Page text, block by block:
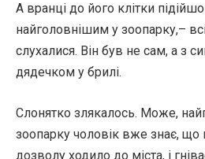
А вранці до його клітки
найголовнішим у зоопарку,–
слухалися. Він був не сам, а з
дядечком у брилі.
Слонятко злякалось. Може,
зоопарку чоловік вже знає, що
дозволу ходило до міста, і